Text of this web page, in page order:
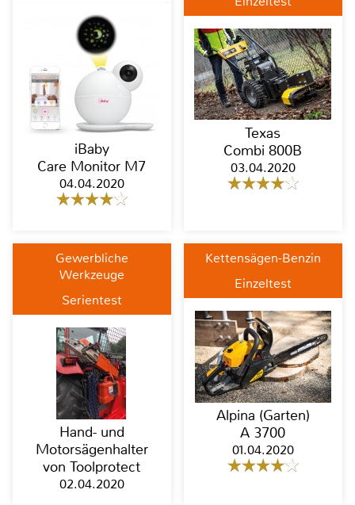
iBaby
Care Monitor M7
04.04.2020
Texas
Combi 800B
03.04.2020
Gewerbliche
Werkzeuge
Serientest
Hand- und
Motorsägenhalter
von Toolprotect
02.04.2020
Kettensägen-Benzin
Einzeltest
Alpina (Garten)
A 3700
01.04.2020